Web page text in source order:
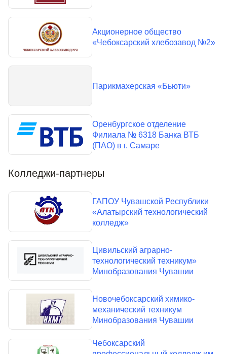
Акционерное общество
«Чебоксарский хлебозавод №2»
Парикмахерская «Бьюти»
Оренбургское отделение
Филиала № 6318 Банка ВТБ
(ПАО) в г. Самаре
Колледжи-партнеры
ГАПОУ Чувашской Республики
«Алатырский технологический
колледж»
Цивильский аграрно-
технологический техникум»
Минобразования Чувашии
Новочебоксарский химико-
механический техникум
Минобразования Чувашии
Чебоксарский